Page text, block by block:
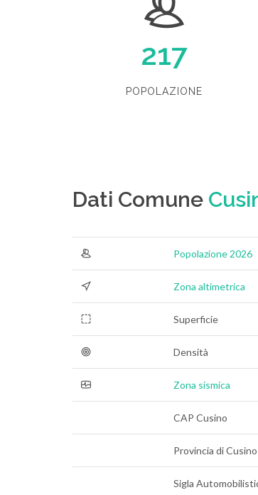
217
POPOLAZIONE
Dati Comune
Popolazione 2026
Zona altimetrica
Superficie
Densità
Zona sismica
CAP Cusino
Provincia di Cusino
Sigla